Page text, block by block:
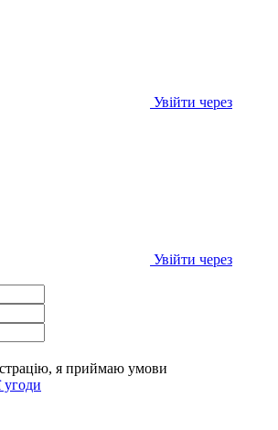
Увійти через
Увійти через
я приймаю умови
угоди